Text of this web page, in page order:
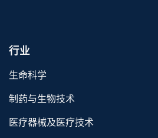
行业
生命科学
制药与生物技术
医疗器械及医疗技术